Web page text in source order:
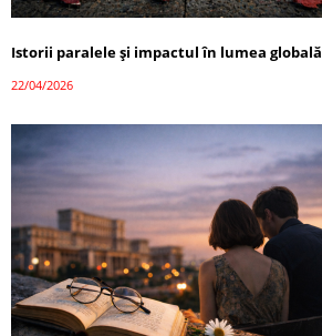
Istorii paralele și impactul în lumea globală
22/04/2026